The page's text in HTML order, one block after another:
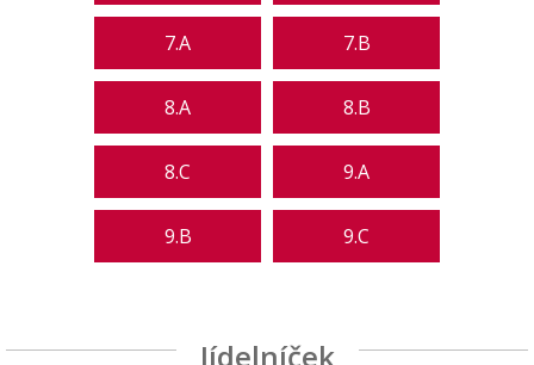
7.A 7.B
8.A 8.B
8.C 9.A
9.B 9.C
Jídelníček